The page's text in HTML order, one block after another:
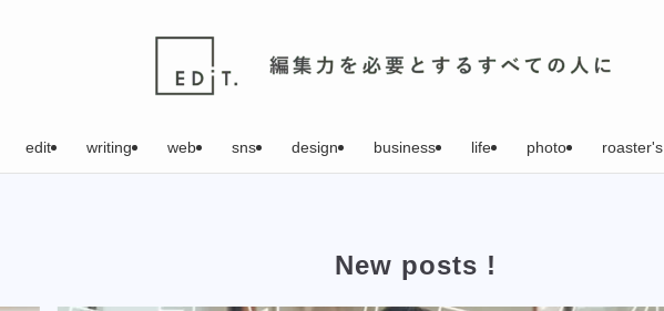
edit writing web sns design business life photo
New posts !